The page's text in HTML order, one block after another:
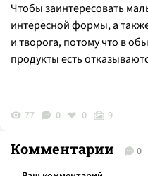
Чтобы заинтересовать
интересной формы, а
и творога, потому что в
продукты есть
77 0 0 9
Комментарии 0